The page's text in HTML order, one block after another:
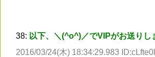
38: 以下、＼(^o^)／でVIPがお送りし
2016/03/24(木) 18:34:29.983